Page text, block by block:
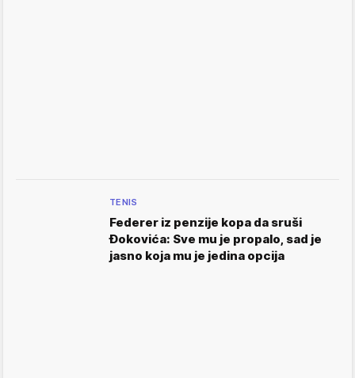
TENIS
Federer iz penzije kopa da sruši
Đokovića: Sve mu je propalo, sad je
jasno koja mu je jedina opcija